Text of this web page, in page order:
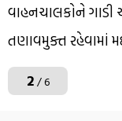
વાહનચાલકોને ગાડી
તણાવમુક્ત રહેવામાં
2/ 6